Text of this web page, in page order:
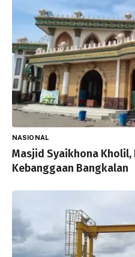
NASIONAL
Masjid Syaikhona
Kebanggaan Bangkalan